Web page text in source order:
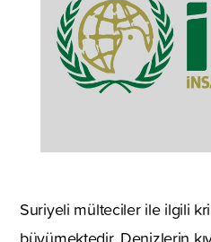
Suriyeli mülteciler ile ilgili